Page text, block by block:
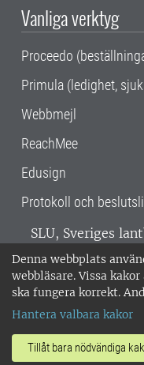
Denna webbplats
webbläsare. Vissa
ska fungera korrekt.
Hantera valbara kakor
Tillåt bara nödvändiga
Vanliga verktyg
Proceedo
Primula (ledighet,
Webbmejl
ReachMee
Edusign
Protokoll och
SLU, Sveriges
verksamhet över
Alnarp, Uppsala
miljöcertifierat
018-67 10 00 •
Om SLU:s